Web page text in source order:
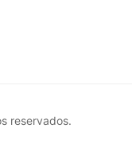
reservados.